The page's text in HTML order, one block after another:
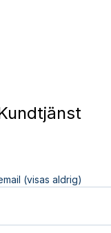
(visas aldrig)